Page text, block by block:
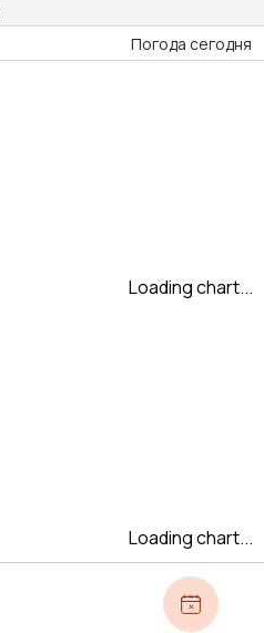
Погода сегодня
Loading chart...
Loading chart...